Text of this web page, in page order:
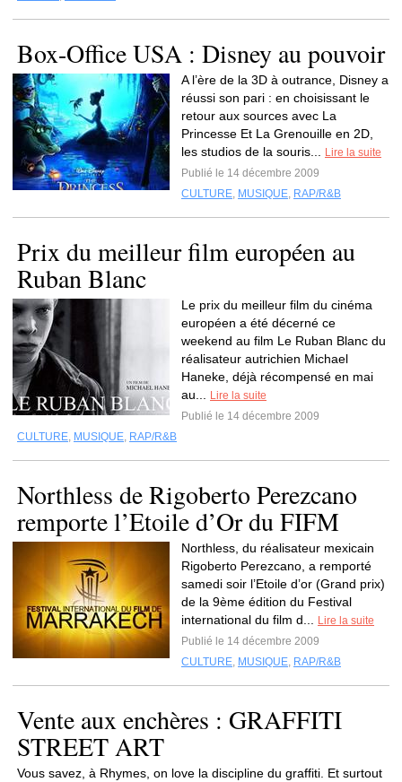
Box-Office USA : Disney au pouvoir
A l’ère de la 3D à outrance, Disney a
réussi son pari : en choisissant le
retour aux sources avec La
Princesse Et La Grenouille en 2D,
les studios de la souris...
Lire la suite
Publié le 14 décembre 2009
CULTURE, MUSIQUE, RAP/R&B
Prix du meilleur film européen au
Ruban Blanc
Le prix du meilleur film du cinéma
européen a été décerné ce
weekend au film Le Ruban Blanc du
réalisateur autrichien Michael
Haneke, déjà récompensé en mai
au...
Lire la suite
Publié le 14 décembre 2009
CULTURE, MUSIQUE, RAP/R&B
Northless de Rigoberto Perezcano
remporte l’Etoile d’Or du FIFM
Northless, du réalisateur mexicain
Rigoberto Perezcano, a remporté
samedi soir l’Etoile d’or (Grand prix)
de la 9ème édition du Festival
international du film d...
Lire la suite
Publié le 14 décembre 2009
CULTURE, MUSIQUE, RAP/R&B
Vente aux enchères : GRAFFITI
STREET ART
Vous savez, à Rhymes, on love la discipline du graffiti. Et surtout